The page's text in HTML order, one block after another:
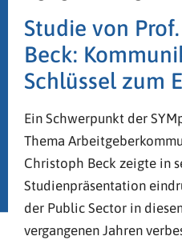
Studie von
Beck:
Schlüssel zum
Ein Schwerpunkt der
Thema
Christoph Beck zeigte in
Studienpräsentation
der Public Sector in
vergangenen Jahren